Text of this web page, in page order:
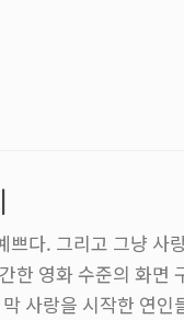
쁘다. 그리고 그냥 사
한 영화 수준의 화면
사랑을 시작한 연